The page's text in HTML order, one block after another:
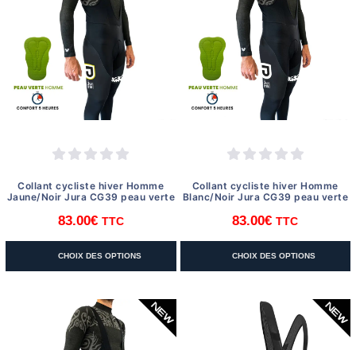
Collant cycliste hiver Homme
Jaune/Noir Jura CG39 peau verte
83.00€ TTC
CHOIX DES OPTIONS
Ce
produit
plusieurs
variations.
Les
Collant cycliste hiver Homme
Blanc/Noir Jura CG39 peau verte
83.00€ TTC
CHOIX DES OPTIONS
Ce
produit
plusieurs
variations.
Les